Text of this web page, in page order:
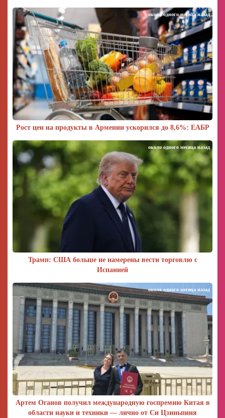
Рост цен на продукты в Армении ускорился до 8,6%: ЕАБР
около одного месяца назад
Трамп: США больше не намерены вести торговлю с
Испанией
около одного месяца назад
Артем Оганов получил международную госпремию Китая в
области науки и техники — лично от Си Цзиньпиня
около одного месяца назад